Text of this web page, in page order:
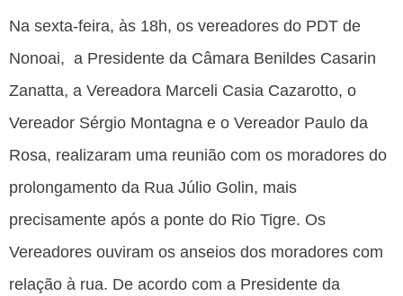
Na sexta-feira, às 18h, os vereadores do PDT de
Nonoai, a Presidente da Câmara Benildes Casarin
Zanatta, a Vereadora Marceli Casia Cazarotto, o
Vereador Sérgio Montagna e o Vereador Paulo da
Rosa, realizaram uma reunião com os moradores do
prolongamento da Rua Júlio Golin, mais
precisamente após a ponte do Rio Tigre. Os
Vereadores ouviram os anseios dos moradores com
relação à rua. De acordo com a Presidente da